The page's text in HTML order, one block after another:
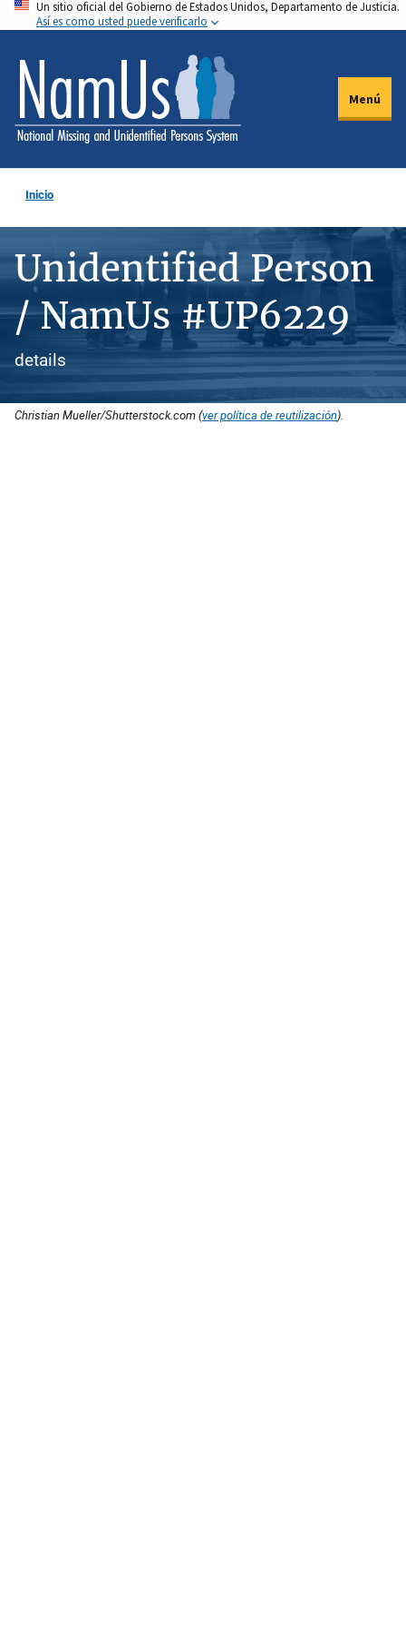
Pasar
al
contenido
principal
Un sitio oficial del Gobierno de Estados Unidos, Departamento de Justicia.
Así es como usted puede verificarlo
Menú
Inicio
Unidentified Person
/ NamUs #UP6229
details
Christian Mueller/Shutterstock.com (ver política de reutilización).